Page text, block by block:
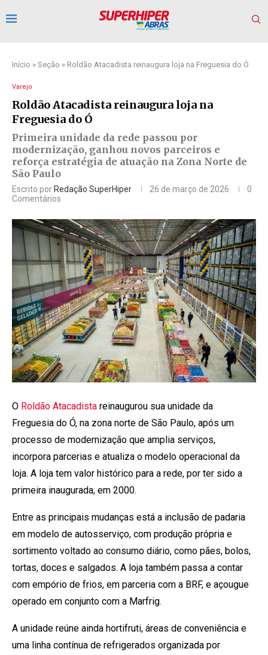
Início » Seção » Roldão Atacadista reinaugura loja na Freguesia do Ó
Varejo
Roldão Atacadista reinaugura loja na
Freguesia do Ó
Primeira unidade da rede passou por
modernização, ganhou novos parceiros e
reforça estratégia de atuação na Zona Norte de
São Paulo
Escrito porRedação SuperHiper 26 de março de 2026
0
Comentários
O Roldão Atacadista reinaugurou sua unidade da
Freguesia do Ó, na zona norte de São Paulo, após um
processo de modernização que amplia serviços,
incorpora parcerias e atualiza o modelo operacional da
loja. A loja tem valor histórico para a rede, por ter sido a
primeira inaugurada, em 2000.
Entre as principais mudanças está a inclusão de padaria
em modelo de autosserviço, com produção própria e
sortimento voltado ao consumo diário, como pães, bolos,
tortas, doces e salgados. A loja também passa a contar
com empório de frios, em parceria com a BRF, e açougue
operado em conjunto com a Marfrig.
A unidade reúne ainda hortifruti, áreas de conveniência e
uma linha contínua de refrigerados organizada por